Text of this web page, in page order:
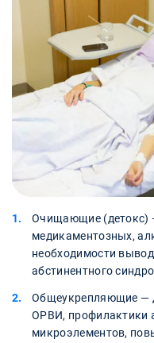
Очищающие (детокс)
медикаментозных,
необходимости
абстинентного
Общеукрепляющие —
ОРВИ, профилактики
микроэлементов,